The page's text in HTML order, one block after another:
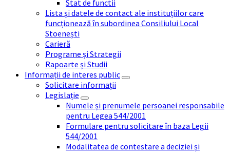
Stat de functii
Lista și datele de contact ale instituțiilor care
funcționează în subordinea Consiliului Local
Stoenești
Carieră
Programe și Strategii
Rapoarte și Studii
Informații de interes public
Solicitare informații
Legislație
Numele și prenumele persoanei responsabile
pentru Legea 544/2001
Formulare pentru solicitare în baza Legii
544/2001
Modalitatea de contestare a deciziei și